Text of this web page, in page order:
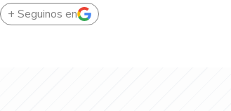
+ Seguinos en